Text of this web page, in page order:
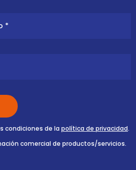
condiciones de la política de privacidad.
comercial de productos/servicios.